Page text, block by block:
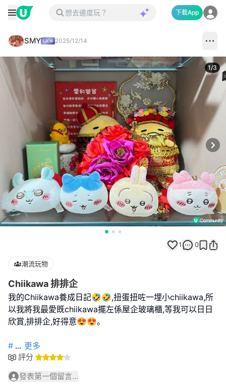
下載App
SMY 2025/12/14
1/3
1 0
潮流玩物
Chiikawa 排排企
我的Chiikawa養成日記🤣🤣,扭蛋扭咗一埋小chiikawa,所
以我將我最愛既chiikawa擺左係屋企玻璃櫃,等我可以日日
欣賞,排排企,好得意😍😍｡
# ... 更多
評分
發表第一個留言...